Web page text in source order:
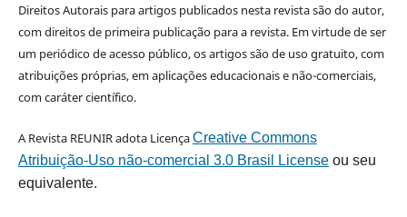
Direitos Autorais para artigos publicados nesta revista são do autor,
com direitos de primeira publicação para a revista. Em virtude de ser
um periódico de acesso público, os artigos são de uso gratuito, com
atribuições próprias, em aplicações educacionais e não-comerciais,
com caráter científico.
A Revista REUNIR adota LicençaCreative Commons
Atribuição-Uso não-comercial 3.0 Brasil Licenseou seu
equivalente.